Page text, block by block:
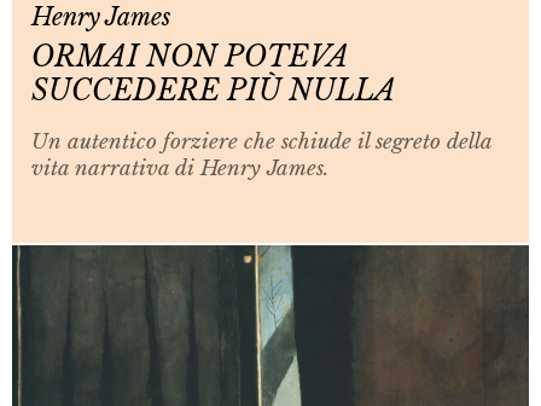
Henry James
ORMAI NON POTEVA
SUCCEDERE PIÙ NULLA
Un autentico forziere che schiude il segreto della
vita narrativa di Henry James.